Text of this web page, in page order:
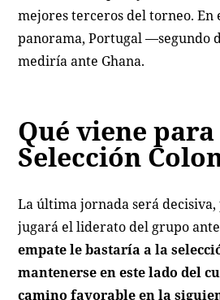
mejores terceros del torneo. En
panorama, Portugal —segundo
mediría ante Ghana.
Qué viene
Selección
La última jornada será decisiva,
jugará el liderato del grupo
empate le bastaría a la
mantenerse en este lado del
camino favorable en la